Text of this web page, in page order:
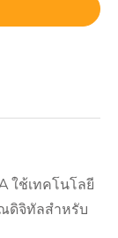
ใช้เทคโนโลยี
ดิจิทัลสำหรับ